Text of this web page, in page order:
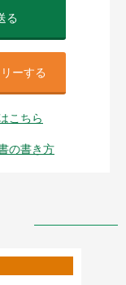
る
ーする
こちら
の書き方